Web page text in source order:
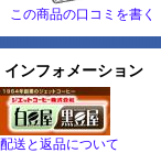
この商品の口コミを書く
インフォメーション
配送と返品について